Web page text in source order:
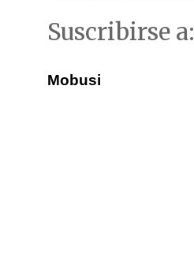
Suscribirse a:
Mobusi